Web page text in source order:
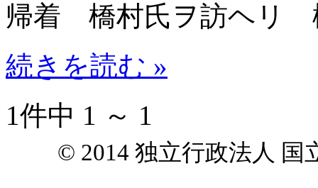
帰着 橋村氏ヲ訪ヘリ
続きを読む »
1件中 1 ～ 1
© 2014 独立行政法人 国